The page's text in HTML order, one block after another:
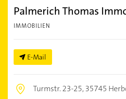
Palmerich Thomas
IMMOBILIEN
E-Mail
Turmstr. 23-25,35745